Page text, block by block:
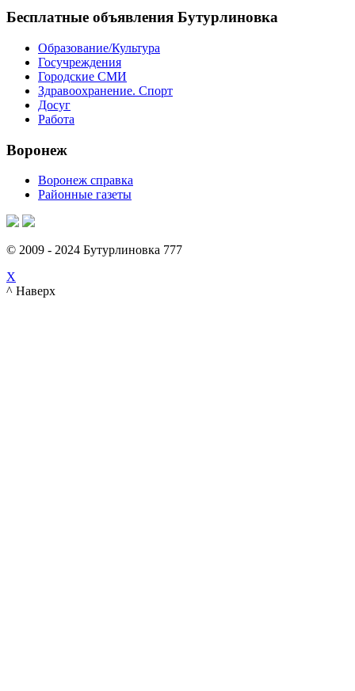
Бесплатные объявления Бутурлиновка
Образование/Культура
Госучреждения
Городские СМИ
Здравоохранение. Спорт
Досуг
Работа
Воронеж
Воронеж справка
Районные газеты
© 2009 - 2024 Бутурлиновка 777
X
^ Наверх